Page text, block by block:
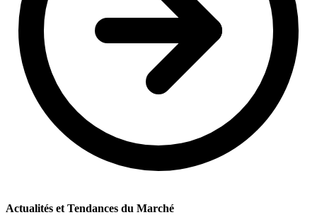
Actualités et Tendances du Marché